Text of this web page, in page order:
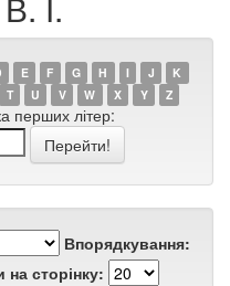
E F G H I J
K
T U V W X Y Z
перших літер:
Впорядкування:
на сторінку: